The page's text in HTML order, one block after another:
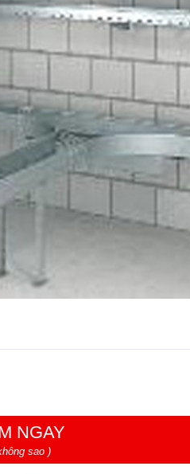
NGAY
sao )